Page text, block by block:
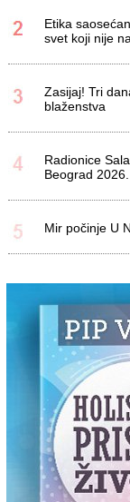
Etika
svet koji nije
Zasijaj! Tri
blaženstva
Radionice
Beograd 2026.
Mir počinje U